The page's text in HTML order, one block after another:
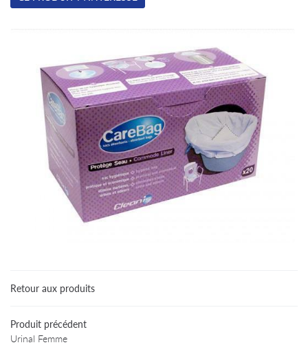
Retour aux produits
Produit précédent
Urinal Femme